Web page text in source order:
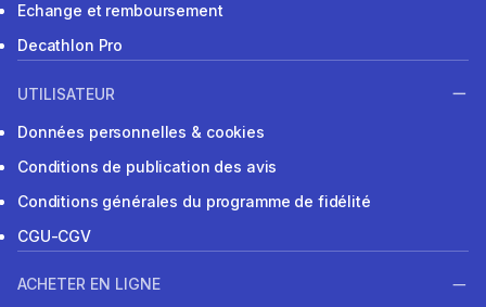
Echange et remboursement
Decathlon Pro
UTILISATEUR
Données personnelles & cookies
Conditions de publication des avis
Conditions générales du programme de fidélité
CGU-CGV
ACHETER EN LIGNE